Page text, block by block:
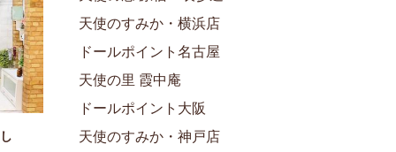
天使のすみか・横浜店
ドールポイント名古屋
天使の里 霞中庵
ドールポイント大阪
天使のすみか・神戸店